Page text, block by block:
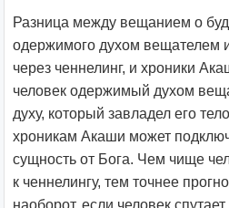
Разница между вещанием о
одержимого духом вещателем
через ченнелинг, и хроники
человек одержимый духом
духу, который завладел его
хроникам Акаши может
сущность от Бога. Чем чище
к ченнелингу, тем точнее
наоборот, если человек